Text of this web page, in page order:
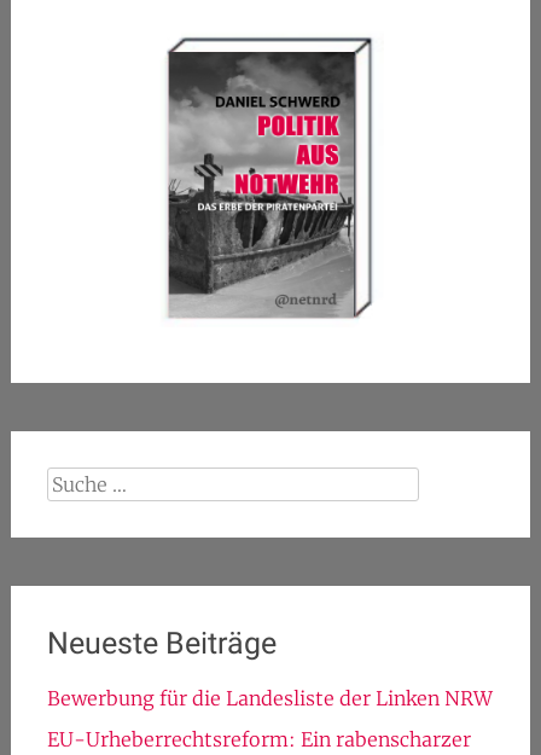
Suche
Neueste Beiträge
Bewerbung für die Landesliste der Linken NRW
EU-Urheberrechtsreform: Ein rabenscharzer